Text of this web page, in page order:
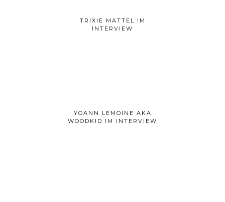
TRIXIE MATTEL IM
INTERVIEW
YOANN LEMOINE AKA
WOODKID IM INTERVIEW